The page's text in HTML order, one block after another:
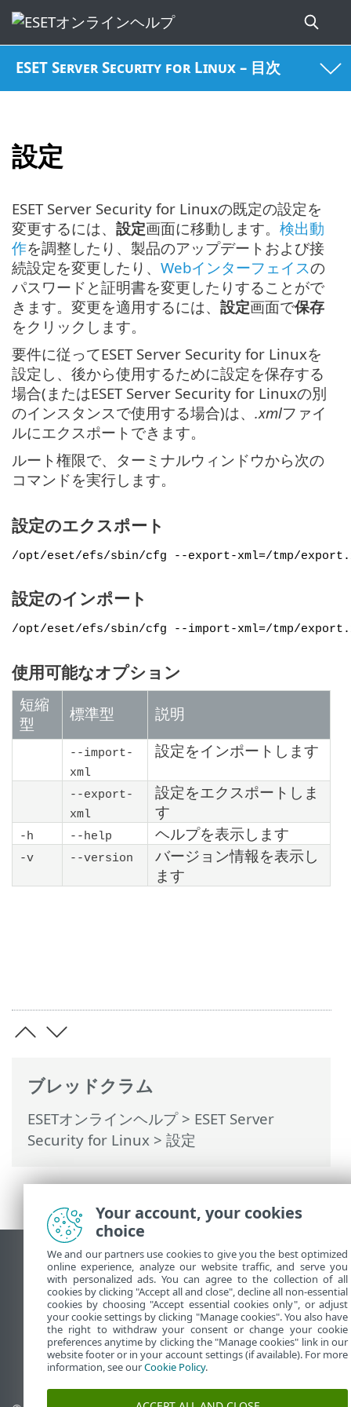
ESET Server Security for Linux – 目次
設定
ブレッドクラム
ESETオンラインヘルプ> ESET Server
Security for Linux > 設定
ESET Server Security for Linuxの既定の設定を
変更するには、 設定画面に移動します。 検出動
作を調整したり、製品のアップデートおよび接
続設定を変更したり、 Webインターフェイスの
パスワードと証明書を変更したりすることがで
きます。変更を適用するには、 設定画面で保存
をクリックします。
要件に従ってESET Server Security for Linuxを
設定し、後から使用するために設定を保存する
場合(またはESET Server Security for Linuxの別
のインスタンスで使用する場合)は、 .xmlファイ
ルにエクスポートできます。
ルート権限で、ターミナルウィンドウから次の
コマンドを実行します。
設定のエクスポート
/opt/eset/efs/sbin/cfg --export-xml=/tmp/
設定のインポート
/opt/eset/efs/sbin/cfg --import-xml=/tmp/
使用可能なオプション
短縮
型
標準型 説明
--import-
xml
設定をインポートします
--export-
xml
設定をエクスポートしま
す
-h --help ヘルプを表示します
-v --version
バージョン情報を表示し
ます
デスクトップサイトの表示
End of Life
ESETナレッジベース
ESETフォーラム
ESET Status Portal
地域サポート
Your account, your cookies
choice
We and our partners use cookies to give you the best optimized
online experience, analyze our website traffic, and serve you
with personalized ads. You can agree to the collection of all
cookies by clicking "Accept all and close", decline all non-essential
cookies by choosing "Accept essential cookies only", or adjust
your cookie settings by clicking "Manage cookies". You also have
the right to withdraw your consent or change your cookie
preferences anytime by clicking the "Manage cookies" link in our
website footer or in your account settings (if available). For more
information, see ourCookie Policy.